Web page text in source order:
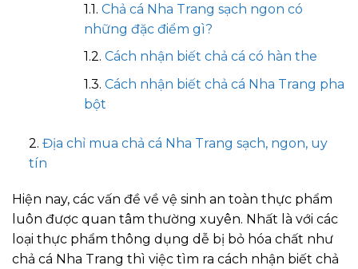
Chả cá Nha Trang sạch ngon có
những đặc điểm gì?
Cách nhận biết chả cá có hàn the
Cách nhận biết chả cá Nha Trang pha
bột
Địa chỉ mua chả cá Nha Trang sạch, ngon, uy
tín
Hiện nay, các vấn đề về vệ sinh an toàn thực phẩm
luôn được quan tâm thường xuyên. Nhất là với các
loại thực phẩm thông dụng dễ bị bỏ hóa chất như
chả cá Nha Trang thì việc tìm ra cách nhận biết chả